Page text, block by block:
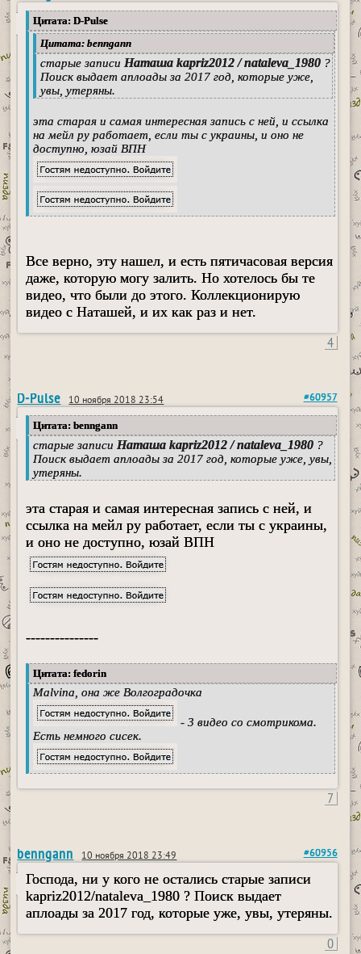
Цитата: D-Pulse
Цитата: benngann
старые записи Наташа kapriz2012 / nataleva_1980 ?
Поиск выдает аплоады за 2017 год, которые уже,
увы, утеряны.
эта старая и самая интересная запись с ней, и ссылка
на мейл ру работает, если ты с украины, и оно не
доступно, юзай ВПН
Все верно, эту нашел, и есть пятичасовая версия
даже, которую могу залить. Но хотелось бы те
видео, что были до этого. Коллекционирую
видео с Наташей, и их как раз и нет.
4
D-Pulse 10 ноября 2018 23:54 #60957
Цитата: benngann
старые записи Наташа kapriz2012 / nataleva_1980 ?
Поиск выдает аплоады за 2017 год, которые уже, увы,
утеряны.
эта старая и самая интересная запись с ней, и
ссылка на мейл ру работает, если ты с украины,
и оно не доступно, юзай ВПН
---------------
Цитата: fedorin
Malvina, она же Волгоградочка
- 3 видео со смотрикома.
Есть немного сисек.
7
benngann 10 ноября 2018 23:49 #60956
Господа, ни у кого не остались старые записи
kapriz2012/nataleva_1980 ? Поиск выдает
аплоады за 2017 год, которые уже, увы, утеряны.
0